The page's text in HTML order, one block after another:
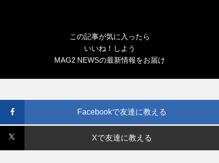
この記事が気に入ったら
いいね！しよう
MAG2 NEWSの最新情報をお届け
Facebookで友達に教える
Xで友達に教える